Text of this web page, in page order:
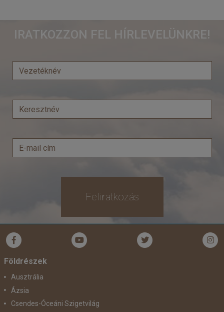
IRATKOZZON FEL HÍRLEVELÜNKRE!
Feliratkozás
Földrészek
Ausztrália
Ázsia
Csendes-Óceáni Szigetvilág